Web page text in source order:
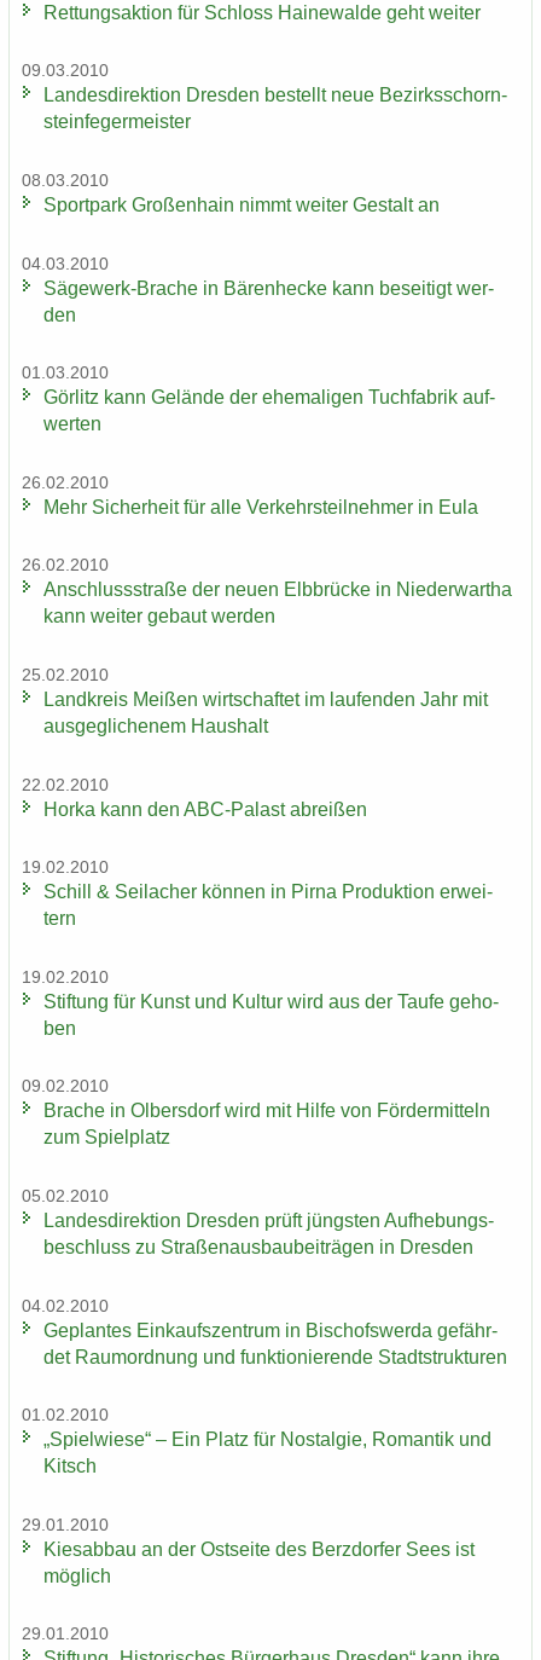
Ret­tungs­ak­ti­on für Schloss Hai­ne­wal­de geht wei­ter
09.03.2010
Lan­des­di­rek­ti­on Dres­den be­stellt neue Be­zirks­schorn­
stein­fe­ger­meis­ter
08.03.2010
Sport­park Gro­ßen­hain nimmt wei­ter Ge­stalt an
04.03.2010
Sägewerk-​Brache in Bä­ren­he­cke kann be­sei­tigt wer­
den
01.03.2010
Gör­litz kann Ge­län­de der ehe­ma­li­gen Tuch­fa­brik auf­
wer­ten
26.02.2010
Mehr Si­cher­heit für alle Ver­kehrs­teil­neh­mer in Eula
26.02.2010
An­schluss­stra­ße der neuen Elb­brü­cke in Nie­der­wartha
kann wei­ter ge­baut wer­den
25.02.2010
Land­kreis Mei­ßen wirt­schaf­tet im lau­fen­den Jahr mit
aus­ge­gli­che­nem Haus­halt
22.02.2010
Horka kann den ABC-​Palast ab­rei­ßen
19.02.2010
Schill & Seil­a­cher kön­nen in Pirna Pro­duk­ti­on er­wei­
tern
19.02.2010
Stif­tung für Kunst und Kul­tur wird aus der Taufe ge­ho­
ben
09.02.2010
Bra­che in Ol­bers­dorf wird mit Hilfe von För­der­mit­teln
zum Spiel­platz
05.02.2010
Lan­des­di­rek­ti­on Dres­den prüft jüngs­ten Auf­he­bungs­
be­schluss zu Stra­ßen­aus­bau­bei­trä­gen in Dres­den
04.02.2010
Ge­plan­tes Ein­kaufs­zen­trum in Bi­schofs­wer­da ge­fähr­
det Raum­ord­nung und funk­tio­nie­ren­de Stadt­struk­tu­ren
01.02.2010
„Spiel­wie­se“ – Ein Platz für Nost­al­gie, Ro­man­tik und
Kitsch
29.01.2010
Kies­ab­bau an der Ost­sei­te des Berz­dor­fer Sees ist
mög­lich
29.01.2010